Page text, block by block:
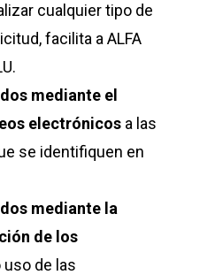
cualquier tipo de
facilita a ALFA
.
mediante el
electrónicos a las
se identifiquen en
mediante la
de los
uso de las